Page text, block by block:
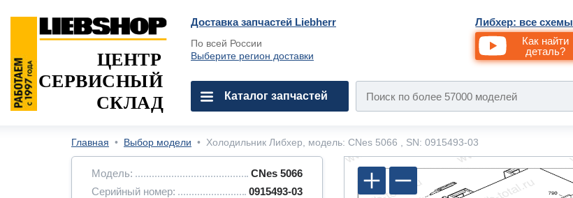
Доставка запчастей Liebherr
По всей России
Выберите регион доставки
Либхер: все схемы
Как найти
деталь?
ЦЕНТР
СЕРВИСНЫЙ
СКЛАД
Каталог запчастей
Главная • Выбор модели • Холодильник Либхер, модель: CNes 5066 , SN: 0915493-03
Модель:
CNes 5066
Серийный номер:
0915493-03